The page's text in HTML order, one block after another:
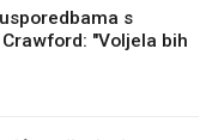
s
"Voljela bih